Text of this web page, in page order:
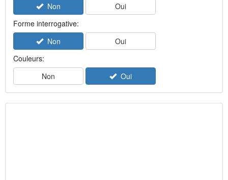
Non
Oui
Forme interrogative:
Non
Oui
Couleurs:
Non
Oui